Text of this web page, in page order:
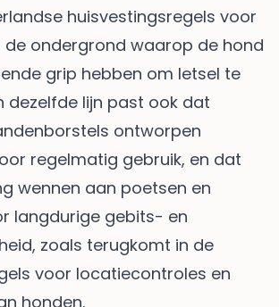
huisvestingsregels voor
ondergrond waarop de hond
grip hebben om letsel te
dezelfde lijn past ook dat
ontworpen
regelmatig gebruik, en dat
wennen aan poetsen en
langdurige gebits- en
zoals terugkomt in de
voor locatiecontroles en
honden.